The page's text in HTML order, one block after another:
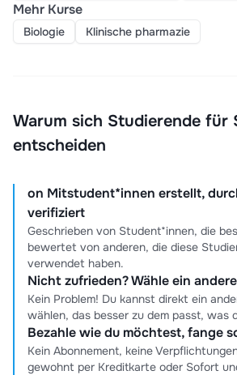
Mehr Kurse
Biologie Klinische pharmazie
Warum sich Studierende für
entscheiden
on Mitstudent*innen erstellt,
verifiziert
Geschrieben von Student*innen, die
bewertet von anderen, die diese
verwendet haben.
Nicht zufrieden? Wähle ein
Kein Problem! Du kannst direkt ein
wählen, das besser zu dem passt, was
Bezahle wie du möchtest, fange
Kein Abonnement, keine
gewohnt per Kreditkarte oder Sofort